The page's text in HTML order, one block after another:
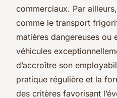
commerciaux. Par
comme le transport
matières dangereuses ou
véhicules
d’accroître son
pratique régulière et la
des critères favorisant